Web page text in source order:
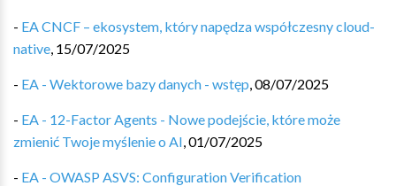
- EA CNCF – ekosystem, który napędza współczesny cloud-
native, 15/07/2025
- EA - Wektorowe bazy danych - wstęp,08/07/2025
- EA - 12-Factor Agents - Nowe podejście, które może
zmienić Twoje myślenie o AI,01/07/2025
- EA - OWASP ASVS: Configuration Verification